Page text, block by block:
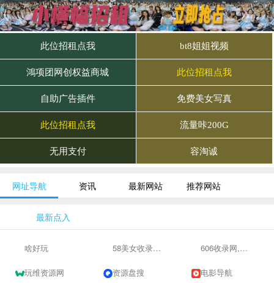
网址导航 资讯 最新网站 推荐网站
最新点入
啥好玩 58美女收录网-自动收录网站-流量交换-自动链 606收录网,免费自动秒收录网址,提供自动收录,网站导航大全源码,自动链,友情链接交换。
玩维资源网 资源盘搜 电影导航